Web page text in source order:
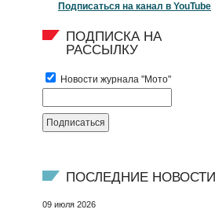
Подписаться на канал в YouTube
ПОДПИСКА НА
РАССЫЛКУ
Новости журнала "Мото"
ПОСЛЕДНИЕ НОВОСТИ
09 июля 2026